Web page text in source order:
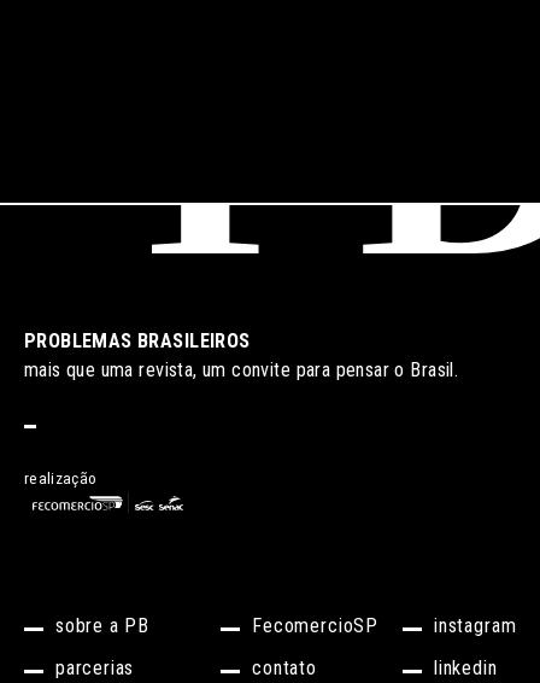
sobre a PB
parcerias
FecomercioSP
contato
instagram
linkedin
PROBLEMAS BRASILEIROS
mais que uma revista, um convite para pensar o Brasil.
realização